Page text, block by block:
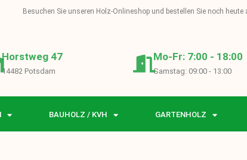
Besuchen Sie unseren Holz-Onlineshop und bestellen Sie noch
Horstweg 47
14482 Potsdam
Mo-Fr: 7:00 - 18:00
Samstag: 09:00 - 13:00
BAUHOLZ / KVH GARTENHOLZ